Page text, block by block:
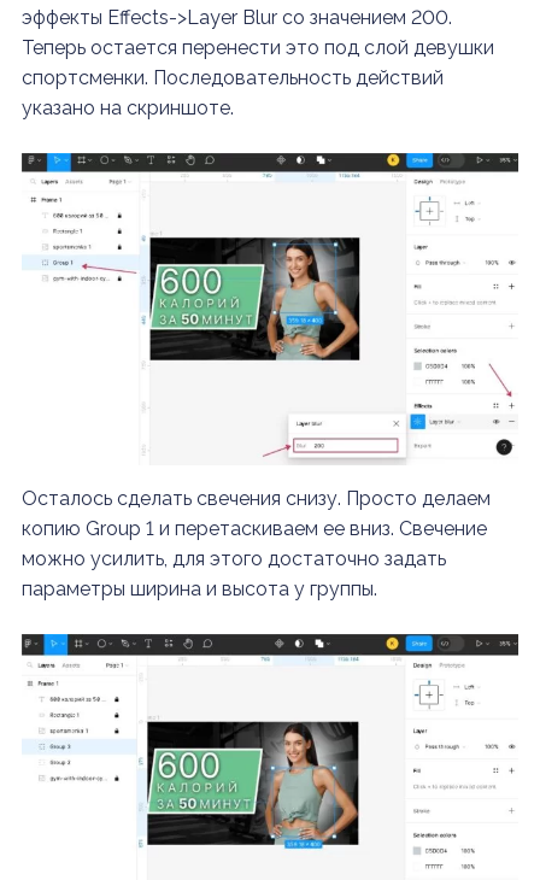
эффекты Effects->Layer Blur со значением 200.
Теперь остается перенести это под слой девушки
спортсменки. Последовательность действий
указано на скриншоте.
Осталось сделать свечения снизу. Просто делаем
копию Group 1 и перетаскиваем ее вниз. Свечение
можно усилить, для этого достаточно задать
параметры ширина и высота у группы.